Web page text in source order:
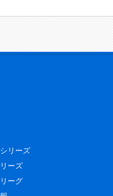
リーズ
ーズ
ーグ